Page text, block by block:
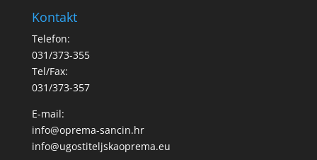
Kontakt
Telefon:
031/373-355
Tel/Fax:
031/373-357
E-mail:
info@oprema-sancin.hr
info@ugostiteljskaoprema.eu